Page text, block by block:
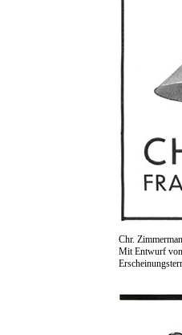
Chr.
Mit Entwurf